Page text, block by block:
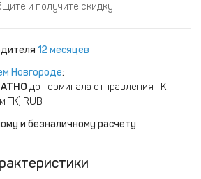
и получите скидку!
12 месяцев
Новгороде:
до терминала отправления ТК
ТК) RUB
и безналичному расчету